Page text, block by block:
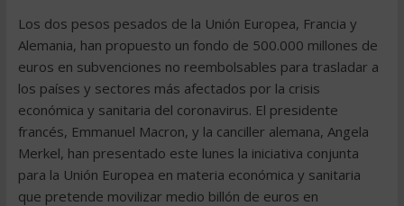
Los dos pesos pesados de la Unión Europea, Francia y
Alemania, han propuesto un fondo de 500.000 millones de
euros en subvenciones no reembolsables para trasladar a
los países y sectores más afectados por la crisis
económica y sanitaria del coronavirus. El presidente
francés, Emmanuel Macron, y la canciller alemana, Angela
Merkel, han presentado este lunes la iniciativa conjunta
para la Unión Europea en materia económica y sanitaria
que pretende movilizar medio billón de euros en